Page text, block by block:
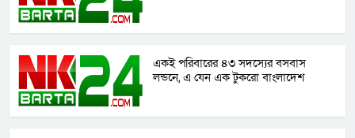
একই পরিবারের ৪৩ সদস্যের বসবাস
লন্ডনে, এ যেন এক টুকরো বাংলাদেশ